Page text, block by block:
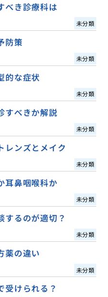
べき診療科は
未分類
防策
未分類
的な症状
未分類
すべきか解説
未分類
レンズとメイク
未分類
耳鼻咽喉科か
未分類
するのが適切？
未分類
薬の違い
未分類
受けられる？